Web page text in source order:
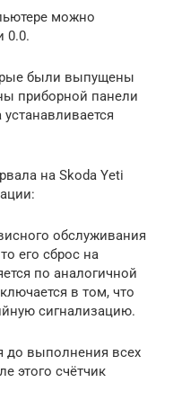
можно
0.0.
были выпущены
приборной панели
на Skoda Yeti
обслуживания
его сброс на
по аналогичной
в том, что
сигнализацию.
до выполнения всех
этого счётчик